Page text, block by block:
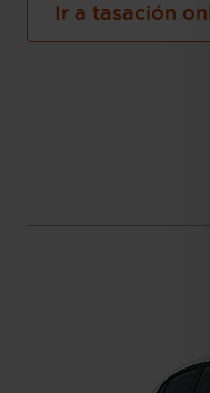
Ir a tasación